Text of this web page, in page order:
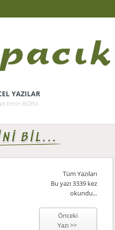
YAZILAR
Emin BORA
Tüm Yazıları
Bu yazı 3339 kez
okundu...
Önceki
Yazı >>